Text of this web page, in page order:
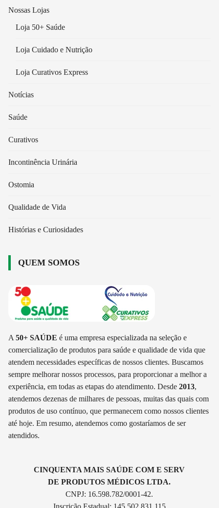
Nossas Lojas
Loja 50+ Saúde
Loja Cuidado e Nutrição
Loja Curativos Express
Notícias
Saúde
Curativos
Incontinência Urinária
Ostomia
Qualidade de Vida
Histórias e Curiosidades
QUEM SOMOS
A50+ SAÚDE é uma empresa especializada na seleção e
comercialização de produtos para saúde e qualidade de vida que
atendem necessidades específicas de nossos clientes. Buscamos
sempre melhorar nossos processos, para proporcionar a melhor a
experiência, em todas as etapas do atendimento. Desde2013,
atendemos dezenas de milhares de pessoas, muitas das quais com
produtos de uso contínuo, que permanecem como nossos clientes
até hoje. Em resumo, atendemos como gostaríamos de ser
atendidos.
CINQUENTA MAIS SAÚDE COM E SERV
DE PRODUTOS MÉDICOS LTDA.
CNPJ: 16.598.782/0001-42.
Inscrição Estadual: 145.502.831.115